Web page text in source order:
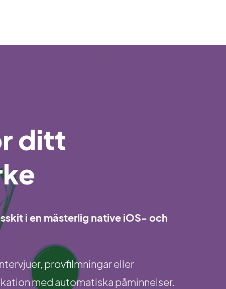
ditt
i en mästerlig native iOS- och
provfilmningar eller
med automatiska påminnelser.